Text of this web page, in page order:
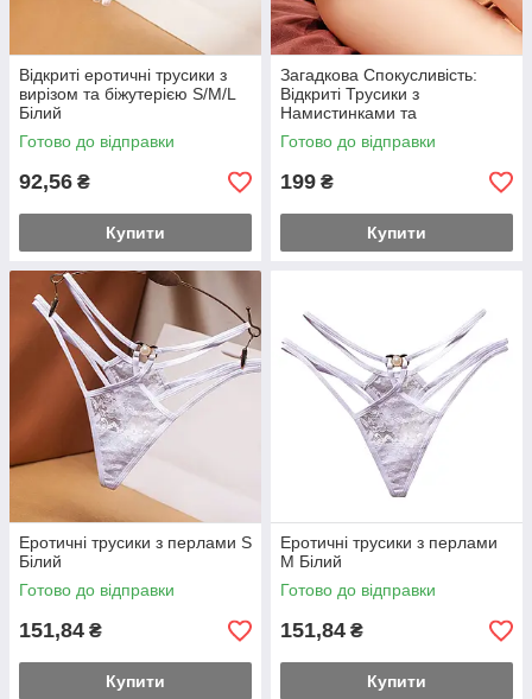
Відкриті еротичні трусики з
вирізом та біжутерією S/M/L
Білий
Готово до відправки
92,56 ₴
Купити
Загадкова Спокусливість:
Відкриті Трусики з
Намистинками та
Можливістю Розваг S/M
Червоний
Готово до відправки
199 ₴
Купити
Еротичні трусики з перлами S
Білий
Готово до відправки
151,84 ₴
Купити
Еротичні трусики з перлами
M Білий
Готово до відправки
151,84 ₴
Купити